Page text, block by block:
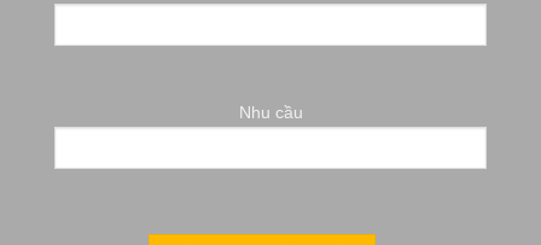
Nhu cầu